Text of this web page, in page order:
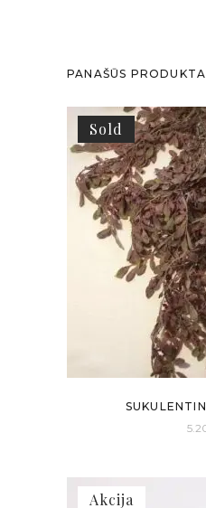
PANAŠŪS
Sold
Akcija